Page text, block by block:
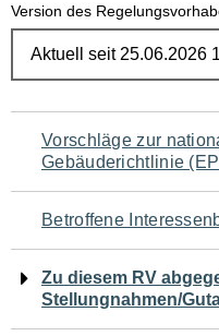
Version des
Navigation
für
den
Seiteninhalt
Vorschläge zur
Gebäuderichtlinie
Betroffene
Zu diesem RV
Stellungnahmen/